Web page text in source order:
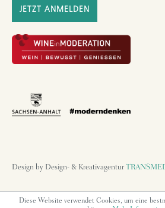
JETZT ANMELDEN
Design by Design- & Kreativagentur
Diese Website verwendet Cookies, um eine